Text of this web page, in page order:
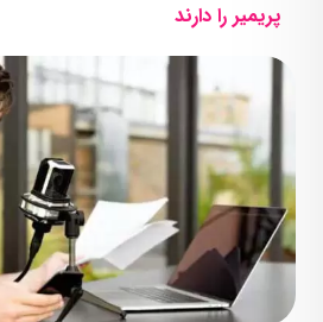
پریمیر را دارند